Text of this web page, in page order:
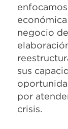
negocio
sus
por
crisis.